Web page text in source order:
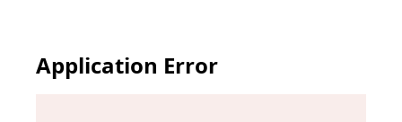
Application Error